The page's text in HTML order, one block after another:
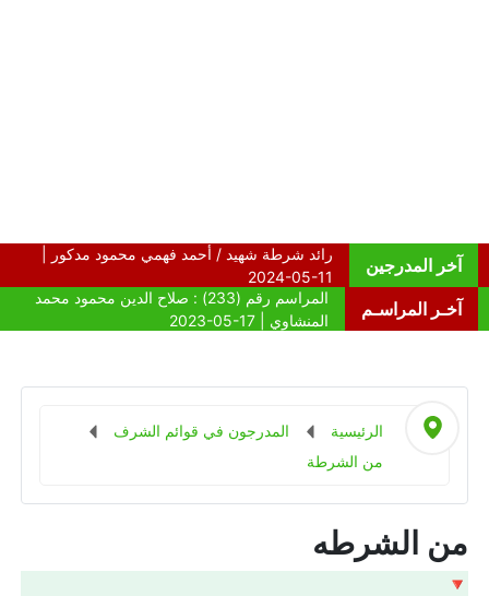
آخر المدرجين
آخـر المراسـم
الرئيسية
المدرجون في قوائم الشرف
من الشرطة
من الشرطه
🔻